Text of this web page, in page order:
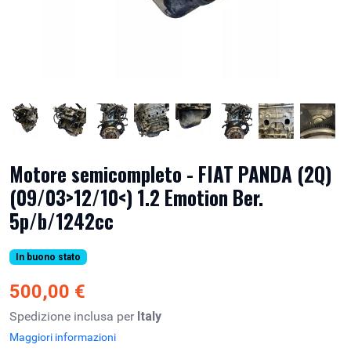
Motore semicompleto - FIAT PANDA (2Q)
(09/03>12/10<) 1.2 Emotion Ber.
5p/b/1242cc
In buono stato
500,00 €
Spedizione inclusa per Italy
Maggiori informazioni